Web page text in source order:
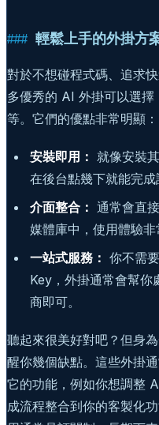
輕鬆上手的外掛方
對於不想碰程式碼、追求
多優秀的 AI 外掛可以選
等。它們的優點非常明顯：
安裝即用： 就像安裝
在後台點幾下就能完成
介面整合： 通常會直
媒體庫中，使用體驗非
一站式服務： 你不需
Key，外掛通常會幫你
商即可。
聽起來很美好對吧？但身
醒你幾個缺點。這些外掛
它的功能，例如你想調整
成流程整合到你的客製化